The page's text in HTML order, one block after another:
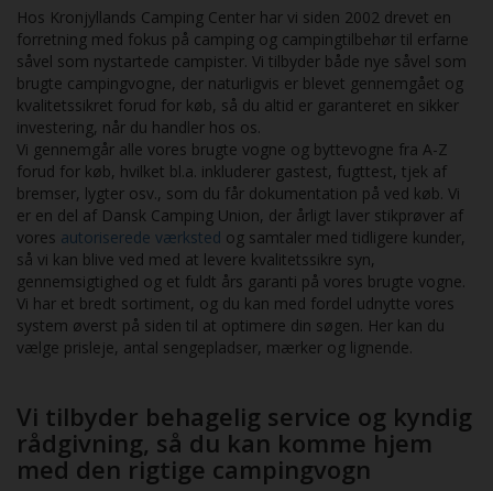
og ventilationsløsninger – komfort året rundt. 📏 Specifikationer:
Egenvægt ca. 1.030 kg • Totalvægt op til 1.300 kg – kan trækkes
af mange personbiler inkl. el‑biler. Lette materialer og smart
design betyder god lasteevne og nem håndtering. 🛡️ 10 års
tæthedsgaranti Som noget helt særligt får du tæthedsgaranti i
op til 10 år – det sikrer dig tryghed mod fugtskader og
dokumenteret kvalitet i mange sæsoner frem. 💰 Finansiering til
din nye vogn Vi tilbyder fleksible finansieringsløsninger, så du kan
få drømmevognen tilpasset dit budget – spørg os om månedlige
ydelser og muligheder for kombination med el‑bilstrækning.
(Kontakt os for konkrete tilbud.) 🔌 Velegnet til el‑biltræk Med lav
egenvægt og totalvægt er vognen særligt velegnet til at blive
trukket af moderne el‑biler, så du får en fremtidssikret løsning,
der matcher din grønne bil. 📞 Kontakt os og oplev vognen Kom
forbi og se Adria Altea 432 PX i butikken – vi står klar med
rådgivning om udstyr, finansiering og alt det praktiske, så du kan
komme afsted på eventyr.
Hos Kronjyllands Camping Center har vi siden 2002 drevet en
forretning med fokus på camping og campingtilbehør til erfarne
såvel som nystartede campister. Vi tilbyder både nye såvel som
brugte campingvogne, der naturligvis er blevet gennemgået og
kvalitetssikret forud for køb, så du altid er garanteret en sikker
investering, når du handler hos os.
Vi gennemgår alle vores brugte vogne og byttevogne fra A-Z
forud for køb, hvilket bl.a. inkluderer gastest, fugttest, tjek af
bremser, lygter osv., som du får dokumentation på ved køb. Vi
er en del af Dansk Camping Union, der årligt laver stikprøver af
vores autoriserede værksted og samtaler med tidligere kunder,
så vi kan blive ved med at levere kvalitetssikre syn,
gennemsigtighed og et fuldt års garanti på vores brugte vogne.
Vi har et bredt sortiment, og du kan med fordel udnytte vores
system øverst på siden til at optimere din søgen. Her kan du
vælge prisleje, antal sengepladser, mærker og lignende.
Vi tilbyder behagelig service og kyndig
rådgivning, så du kan komme hjem
med den rigtige campingvogn